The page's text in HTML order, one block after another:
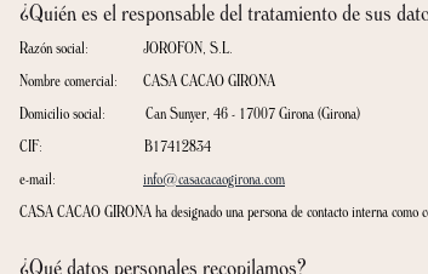
Nuestro compromiso empieza por explicarle lo siguiente:
Se recogen sus datos para que la experiencia de usuario
Somos transparentes en relación a los datos que
Nuestra intención es ofrecerle la mejor experiencia
Entendemos que sus datos le pertenecen. Por tanto, si
Nuestra prioridad consiste en garantizar su seguridad y
Si desea obtener más información sobre el tratamiento de